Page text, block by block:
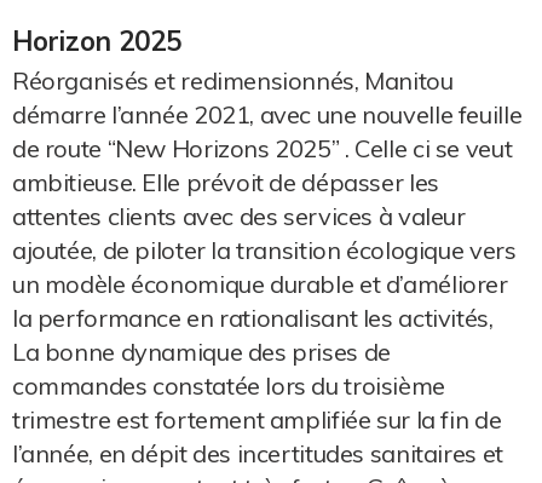
Horizon 2025
Réorganisés et redimensionnés, Manitou
démarre l’année 2021, avec une nouvelle feuille
de route “New Horizons 2025” . Celle ci se veut
ambitieuse. Elle prévoit de dépasser les
attentes clients avec des services à valeur
ajoutée, de piloter la transition écologique vers
un modèle économique durable et d’améliorer
la performance en rationalisant les activités,
La bonne dynamique des prises de
commandes constatée lors du troisième
trimestre est fortement amplifiée sur la fin de
l’année, en dépit des incertitudes sanitaires et